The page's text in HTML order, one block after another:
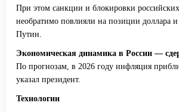
При этом санкции и блокировки российских
необратимо повлияли на позиции доллара
Путин.
Экономическая динамика в России —
По прогнозам, в 2026 году инфляция
указал президент.
Технологии